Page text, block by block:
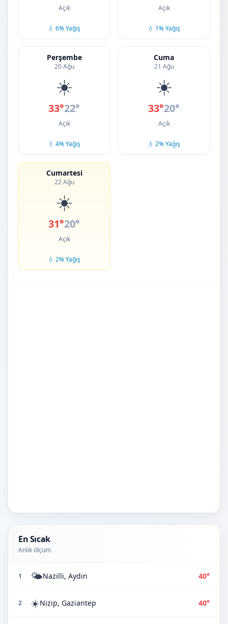
Açık
💧 6% Yağış
Açık
💧 1% Yağış
Perşembe
20 Ağu
☀️
33°22°
Açık
💧 4% Yağış
Cuma
21 Ağu
☀️
33°20°
Açık
💧 2% Yağış
Cumartesi
22 Ağu
☀️
31°20°
Açık
💧 2% Yağış
En Sıcak
Anlık ölçüm
1 🌤️Nazilli, Aydın 40°
2 ☀️Nizip, Gaziantep 40°